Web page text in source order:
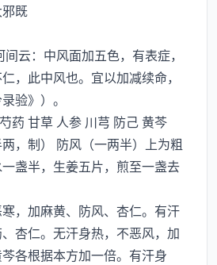
既
：中风面加五色，有表症，
，此中风也。宜以加减续命，
验》）。
甘草 人参 川芎 防己 黄芩
两，制） 防风（一两半）上为粗
盏半，生姜五片，煎至一盏去
加麻黄、防风、杏仁。有汗
杏仁。无汗身热，不恶风，加
各根据本方加一倍。有汗身